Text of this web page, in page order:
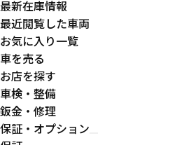
最新在庫情報
最近閲覧した車両
お気に入り一覧
車を売る
お店を探す
車検・整備
鈑金・修理
保証・オプション